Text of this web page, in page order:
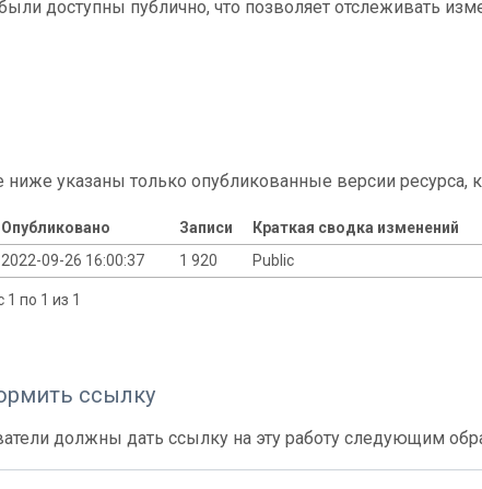
доступны публично, что позволяет отслеживать
ниже указаны только опубликованные версии ресурса,
Опубликовано Записи Краткая сводка изменений
2022-09-26 16:00:37 1 920 Public
1 по 1 из 1
ссылку
должны дать ссылку на эту работу следующим